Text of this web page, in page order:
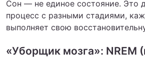
Сон — не единое состояние. Это
процесс с разными стадиями,
выполняет свою
«Уборщик мозга»: NREM